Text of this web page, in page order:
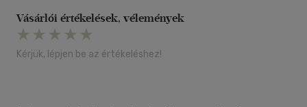
Vásárlói értékelések, vélemények
Kérjük, lépjen be az értékeléshez!